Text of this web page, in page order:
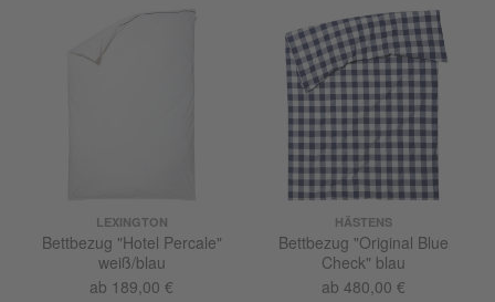
LEXINGTON
Bettbezug "Hotel Percale"
weiß/blau
ab 189,00 €
HÄSTENS
Bettbezug "Original Blue
Check" blau
ab 480,00 €